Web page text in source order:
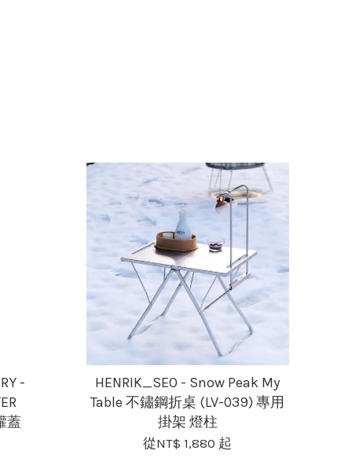
-
蓋
HENRIK_SEO - Snow Peak My
Table 不鏽鋼折桌 (LV-039) 專用
掛架 燈柱
從NT$ 1,880 起